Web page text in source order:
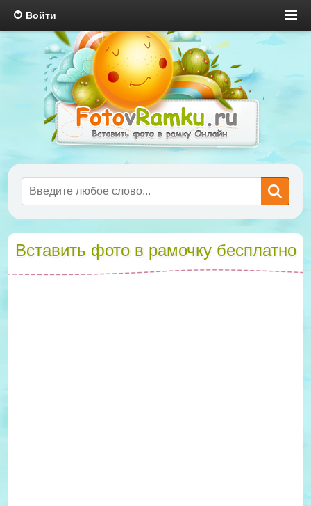
Войти
Вставить фото в рамочку бесплатно